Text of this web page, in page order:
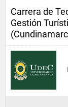
Carrera de
Gestión